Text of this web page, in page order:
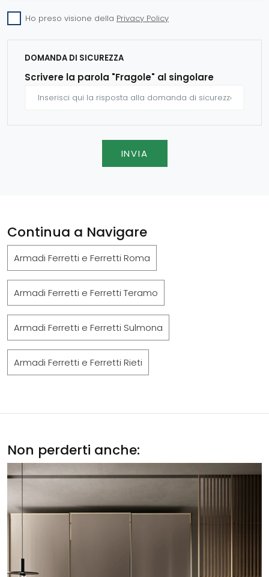
Ho preso visione della Privacy Policy
DOMANDA DI SICUREZZA
Scrivere la parola "Fragole" al singolare
INVIA
Continua a Navigare
Armadi Ferretti e Ferretti Roma
Armadi Ferretti e Ferretti Teramo
Armadi Ferretti e Ferretti Sulmona
Armadi Ferretti e Ferretti Rieti
Non perderti anche: